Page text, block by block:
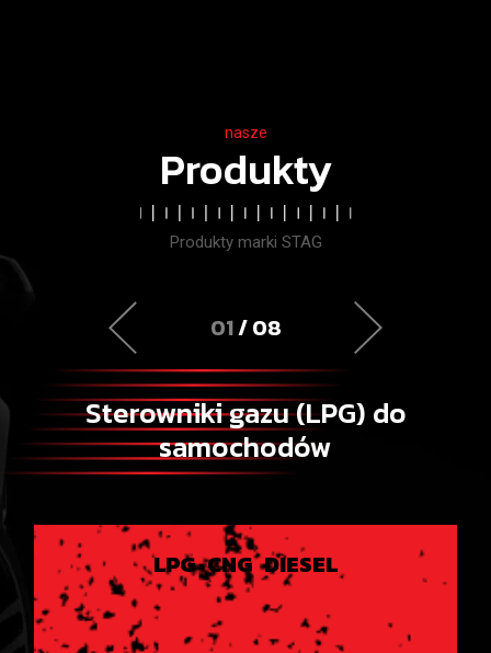
nasze
Produkty
Produkty marki STAG
Sterowniki gazu (LPG) do
samochodów
01/ 08
LPG CNG DIESEL